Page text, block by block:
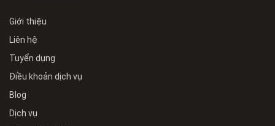
Giới thiệu
Liên hệ
Tuyển dụng
Điều khoản dịch vụ
Blog
Dịch vụ